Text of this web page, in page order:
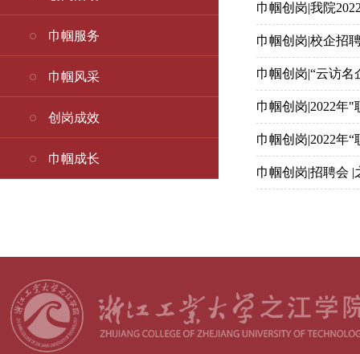
巾帼服务
巾帼风采
创岗成效
巾帼成长
巾帼创岗|我院
巾帼创岗|校企招
巾帼创岗|“云访
巾帼创岗|2022年
巾帼创岗|2022年
巾帼创岗|招聘会 |